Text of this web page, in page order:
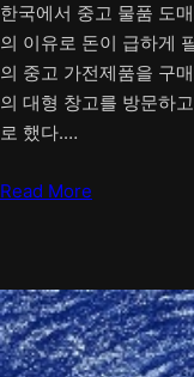
한국에서 중고 물품 도
의 이유로 돈이 급하게
의 중고 가전제품을 구
의 대형 창고를 방문하
로 했다.…
Read More